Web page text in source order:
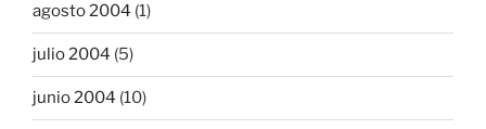
agosto 2004 (1)
julio 2004 (5)
junio 2004 (10)